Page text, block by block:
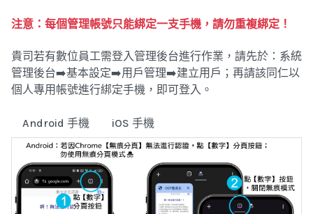
注意：每個管理帳號只能綁定一支手機，請勿重複綁定！
貴司若有數位員工需登入管理後台進行作業，請先於：系統
管理後台➡️基本設定➡️用戶管理➡️建立用戶；再請該同仁以
個人專用帳號進行綁定手機，即可登入。
Android 手機 iOS 手機